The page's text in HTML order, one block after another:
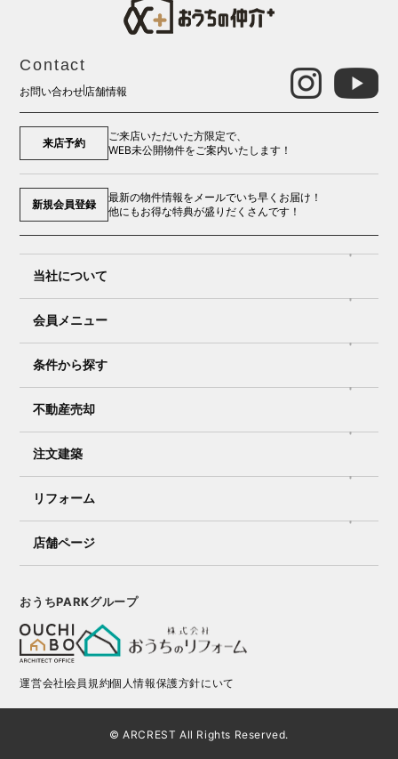
Contact
お問い合わせ 店舗情報
来店予約
ご来店いただいた方限定で、
WEB未公開物件をご案内いたします！
新規会員登録
最新の物件情報をメールでいち早くお届け！
他にもお得な特典が盛りだくさんです！
当社について
会員メニュー
条件から探す
不動産売却
注文建築
リフォーム
店舗ページ
おうちPARKグループ
運営会社会員規約個人情報保護方針にいて
© ARCREST All Rights Reserved.